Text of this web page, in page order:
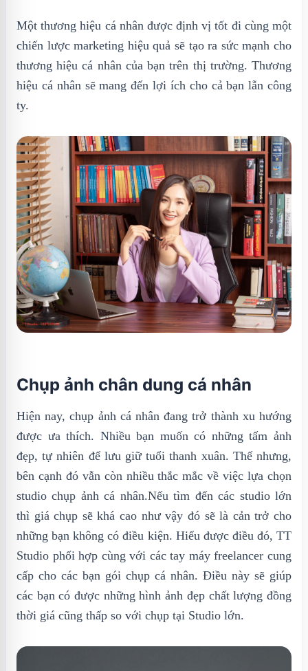
Một thương hiệu cá nhân được định vị tốt đi cùng một
chiến lược marketing hiệu quả sẽ tạo ra sức mạnh cho
thương hiệu cá nhân của bạn trên thị trường. Thương
hiệu cá nhân sẽ mang đến lợi ích cho cả bạn lẫn công
ty.
Chụp ảnh chân dung cá nhân
Hiện nay, chụp ảnh cá nhân đang trở thành xu hướng
được ưa thích. Nhiều bạn muốn có những tấm ảnh
đẹp, tự nhiên để lưu giữ tuổi thanh xuân. Thế nhưng,
bên cạnh đó vẫn còn nhiều thắc mắc về việc lựa chọn
studio chụp ảnh cá nhân.Nếu tìm đến các studio lớn
thì giá chụp sẽ khá cao như vậy đó sẽ là cản trở cho
những bạn không có điều kiện. Hiểu được điều đó, TT
Studio phối hợp cùng với các tay máy freelancer cung
cấp cho các bạn gói chụp cá nhân. Điều này sẽ giúp
các bạn có được những hình ảnh đẹp chất lượng đồng
thời giá cũng thấp so với chụp tại Studio lớn.